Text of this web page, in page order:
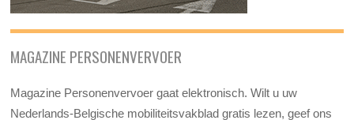
MAGAZINE PERSONENVERVOER
Magazine Personenvervoer gaat elektronisch. Wilt u uw
Nederlands-Belgische mobiliteitsvakblad gratis lezen, geef ons